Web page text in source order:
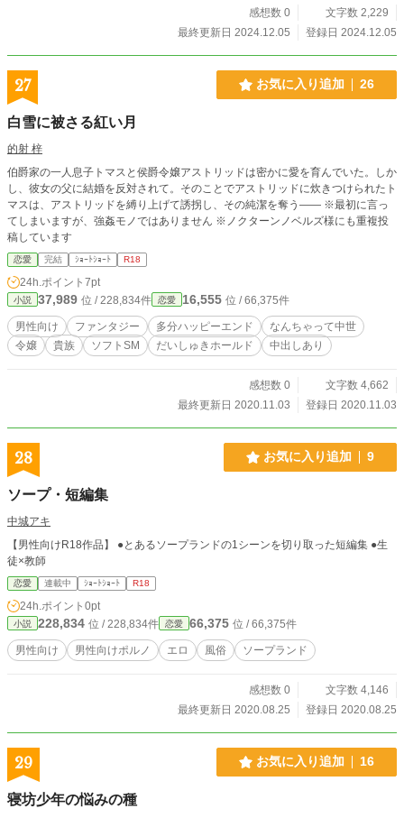
感想数 0
文字数 2,229
最終更新日 2024.12.05
登録日 2024.12.05
27 お気に入り追加 26
白雪に被さる紅い月
的射 梓
伯爵家の一人息子トマスと侯爵令嬢アストリッドは密かに愛を育んでいた。しか
し、彼女の父に結婚を反対されて。そのことでアストリッドに炊きつけられたト
マスは、アストリッドを縛り上げて誘拐し、その純潔を奪う―― ※最初に言っ
てしまいますが、強姦モノではありません ※ノクターンノベルズ様にも重複投
稿しています
恋愛 完結 ｼｮｰﾄｼｮｰﾄ R18
24h.ポイント 7pt
小説 37,989 位 / 228,834件 恋愛 16,555 位 / 66,375件
男性向け ファンタジー 多分ハッピーエンド
なんちゃって中世
令嬢
貴族 ソフトSM だいしゅきホールド 中出しあり
感想数 0
文字数 4,662
最終更新日 2020.11.03
登録日 2020.11.03
28 お気に入り追加 9
ソープ・短編集
中城アキ
【男性向けR18作品】 ●とあるソープランドの1シーンを切り取った短編集 ●生
徒×教師
恋愛 連載中 ｼｮｰﾄｼｮｰﾄ R18
24h.ポイント 0pt
小説 228,834 位 / 228,834件 恋愛 66,375 位 / 66,375件
男性向け 男性向けポルノ エロ 風俗 ソープランド
感想数 0
文字数 4,146
最終更新日 2020.08.25
登録日 2020.08.25
29 お気に入り追加 16
寝坊少年の悩みの種